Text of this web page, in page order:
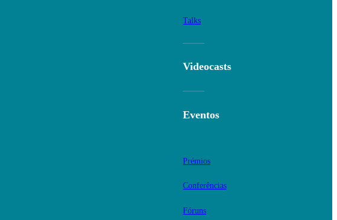
Talks
Videocasts
Eventos
Prémios
Conferências
Fóruns